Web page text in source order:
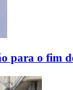
para o fim